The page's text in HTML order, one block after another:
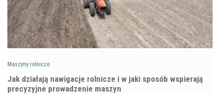
Maszyny rolnicze
Jak działają nawigacje rolnicze i w jaki sposób wspierają
precyzyjne prowadzenie maszyn